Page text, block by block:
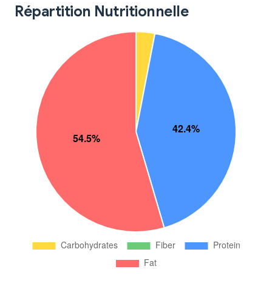
Répartition Nutritionnelle